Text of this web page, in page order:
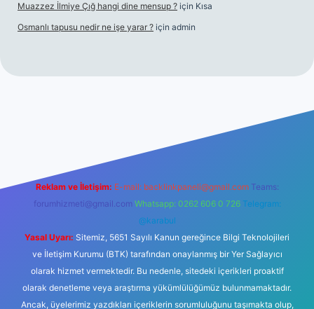
Muazzez İlmiye Çığ hangi dine mensup ? için Kısa
Osmanlı tapusu nedir ne işe yarar ? için admin
m elexbet
Reklam ve İletişim: E-mail: backlinkpaneli@gmail.com Teams:
forumhizmeti@gmail.com Whatsapp: 0262 606 0 726 Telegram:
@karabul
Yasal Uyarı: Sitemiz, 5651 Sayılı Kanun gereğince Bilgi Teknolojileri
ve İletişim Kurumu (BTK) tarafından onaylanmış bir Yer Sağlayıcı
olarak hizmet vermektedir. Bu nedenle, sitedeki içerikleri proaktif
olarak denetleme veya araştırma yükümlülüğümüz bulunmamaktadır.
Ancak, üyelerimiz yazdıkları içeriklerin sorumluluğunu taşımakta olup,